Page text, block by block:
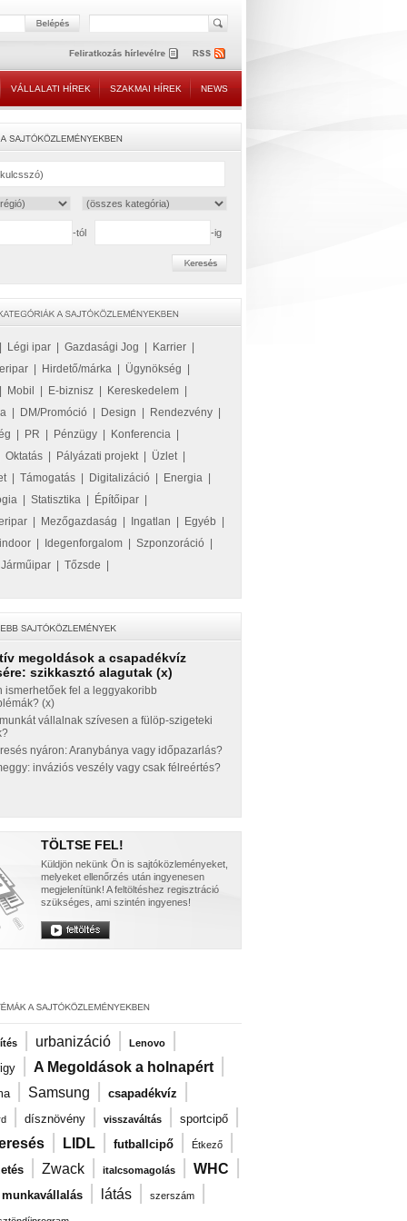
VÁLLALATI HÍREK SZAKMAI HÍREK NEWS
-tól -ig
Légi ipar Gazdasági Jog Karrier
Hirdető/márka Ügynökség
Mobil E-biznisz Kereskedelem
DM/Promóció Design Rendezvény
PR Pénzügy Konferencia
Oktatás Pályázati projekt| Üzlet|
| Támogatás Digitalizáció Energia
Statisztika Építőipar
Mezőgazdaság Ingatlan Egyéb
Idegenforgalom Szponzoráció
Járműipar Tőzsde
megoldások a csapadékvíz
szikkasztó alagutak (x)
ismerhetőek fel a leggyakoribb
(x)
vállalnak szívesen a fülöp-szigeteki
nyáron: Aranybánya vagy időpazarlás?
inváziós veszély vagy csak félreértés?
TÖLTSE FEL!
Küldjön nekünk Ön is sajtóközleményeket,
melyeket ellenőrzés után ingyenesen
megjelenítünk! A feltöltéshez regisztráció
szükséges, ami szintén ingyenes!
| urbanizáció | Lenovo |
| A Megoldások a holnapért |
| Samsung | csapadékvíz |
| dísznövény | visszaváltás | sportcipő |
| LIDL | futballcipő | Étkező |
| Zwack | italcsomagolás | WHC |
| látás | szerszám |